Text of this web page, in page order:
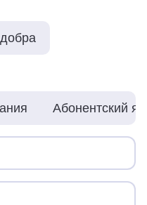
Абонентский